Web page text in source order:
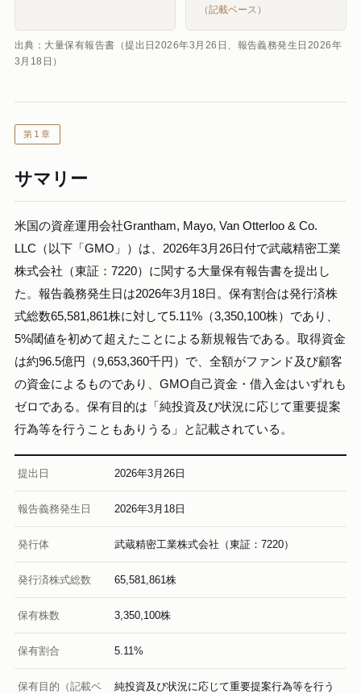
（記載ベース）
出典：大量保有報告書（提出日2026年3月26日、報告義務発生日2026年
3月18日）
第1章
サマリー
米国の資産運用会社Grantham, Mayo, Van Otterloo & Co.
LLC（以下「GMO」）は、2026年3月26日付で武蔵精密工業
株式会社（東証：7220）に関する大量保有報告書を提出し
た。報告義務発生日は2026年3月18日。保有割合は発行済株
式総数65,581,861株に対して5.11%（3,350,100株）であり、
5%閾値を初めて超えたことによる新規報告である。取得資金
は約96.5億円（9,653,360千円）で、全額がファンド及び顧客
の資金によるものであり、GMO自己資金・借入金はいずれも
ゼロである。保有目的は「純投資及び状況に応じて重要提案
行為等を行うこともありうる」と記載されている。
提出日 2026年3月26日
報告義務発生日 2026年3月18日
発行体 武蔵精密工業株式会社（東証：7220）
発行済株式総数 65,581,861株
保有株数 3,350,100株
保有割合 5.11%
保有目的（記載ベ
純投資及び状況に応じて重要提案行為等を行う